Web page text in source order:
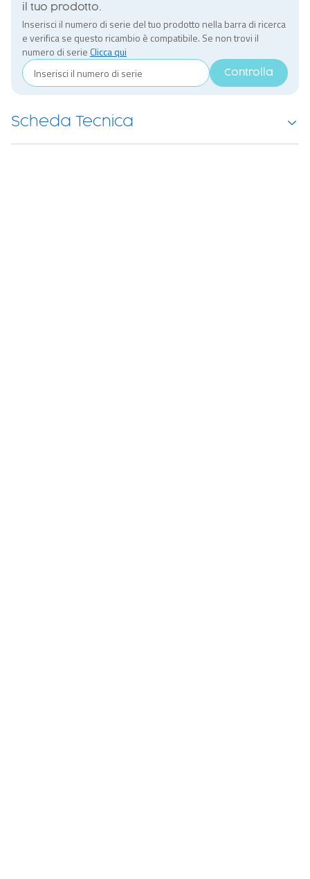
il tuo prodotto.
Inserisci il numero di serie del tuo prodotto nella barra di ricerca
e verifica se questo ricambio è compatibile. Se non trovi il
numero di serie Clicca qui
Controlla
Scheda Tecnica